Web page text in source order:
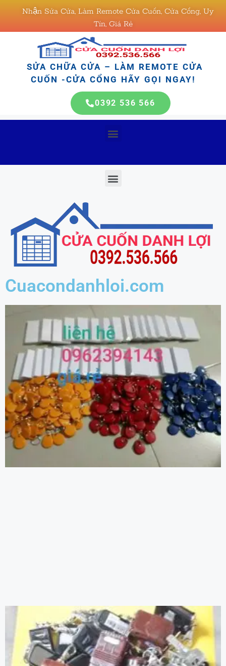
Nhận Sửa Cửa, Làm Remote Cửa Cuốn, Cửa Cổng, Uy
Tín, Giá Rẻ
SỬA CHỮA CỬA – LÀM REMOTE CỬA
CUỐN -CỬA CỔNG HÃY GỌI NGAY!
0392 536 566
Cuacondanhloi.com